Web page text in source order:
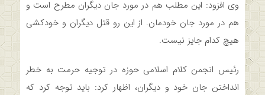
وی افزود: این مطلب هم در مورد جان دیگران مطرح است و
هم در مورد جان خودمان. از این رو قتل دیگران و خودکشی
هیچ کدام جایز نیست.
رئیس انجمن کلام اسلامی حوزه در توجیه حرمت به خطر
انداختن جان خود و دیگران، اظهار کرد: باید توجه کرد که